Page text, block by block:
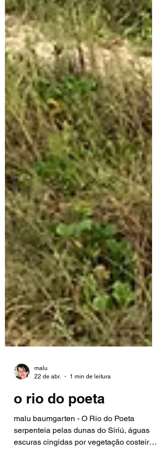
22 de abr.
1 min de leitura
o rio do poeta
malu baumgarten - O Rio do Poeta